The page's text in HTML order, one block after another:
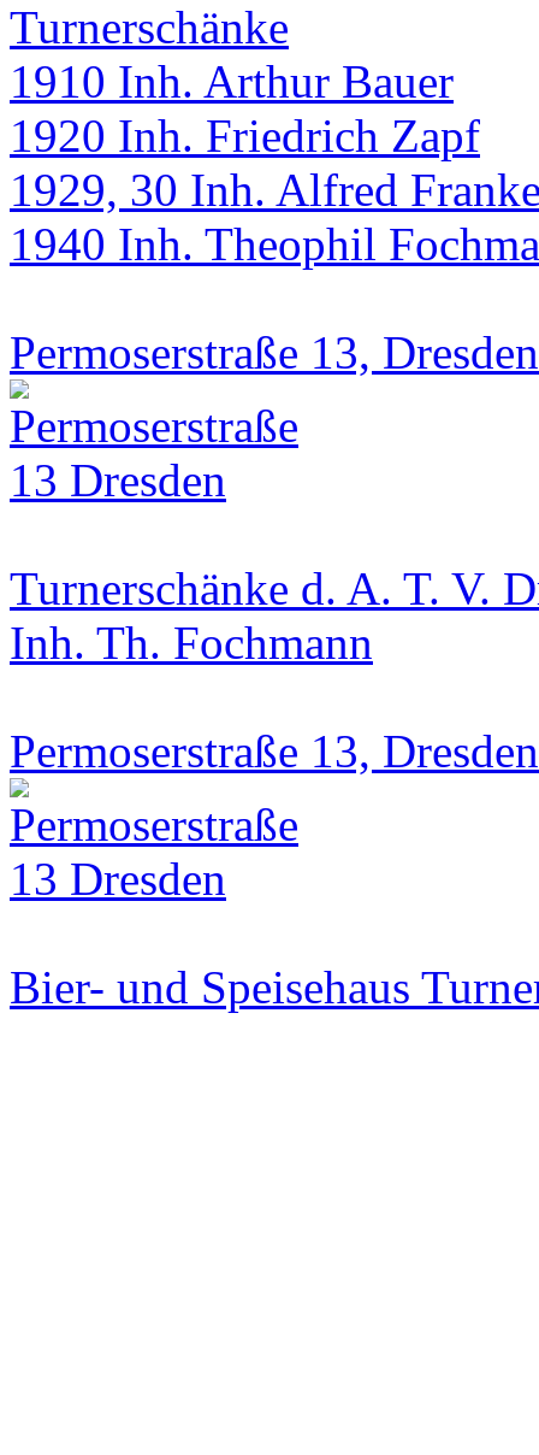
Turnerschänke
1910 Inh. Arthur Bauer
1920 Inh. Friedrich Zapf
1929, 30 Inh. Alfred
1940 Inh. Theophil
Permoserstraße 13, Dresden
Turnerschänke d. A. T. V.
Inh. Th. Fochmann
Permoserstraße 13, Dresden
Bier- und Speisehaus